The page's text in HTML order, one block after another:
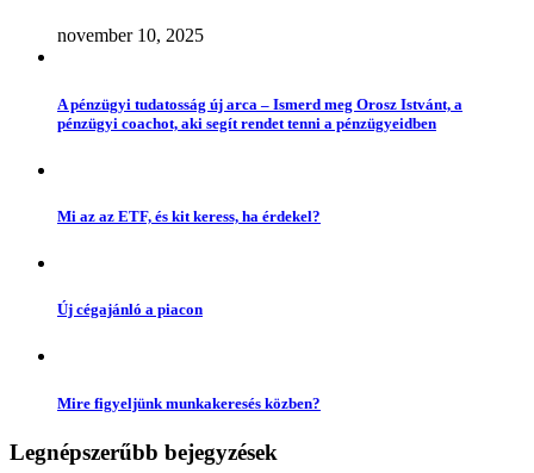
november 10, 2025
A pénzügyi tudatosság új arca – Ismerd meg Orosz Istvánt, a
pénzügyi coachot, aki segít rendet tenni a pénzügyeidben
Mi az az ETF, és kit keress, ha érdekel?
Új cégajánló a piacon
Mire figyeljünk munkakeresés közben?
Legnépszerűbb bejegyzések